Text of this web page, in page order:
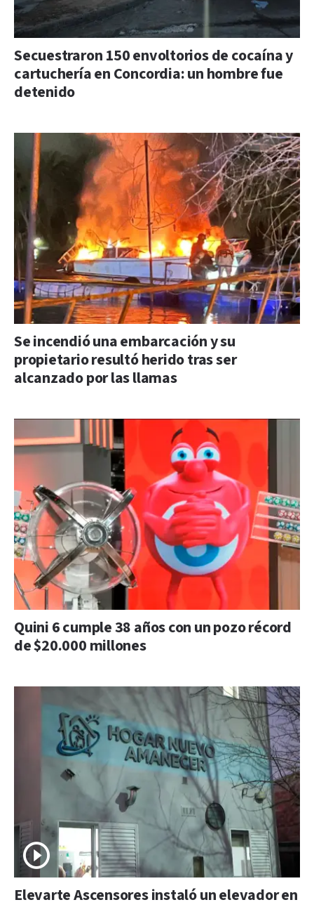
Secuestraron 150 envoltorios de cocaína y
cartuchería en Concordia: un hombre fue
detenido
Se incendió una embarcación y su
propietario resultó herido tras ser
alcanzado por las llamas
Quini 6 cumple 38 años con un pozo récord
de $20.000 millones
Elevarte Ascensores instaló un elevador en